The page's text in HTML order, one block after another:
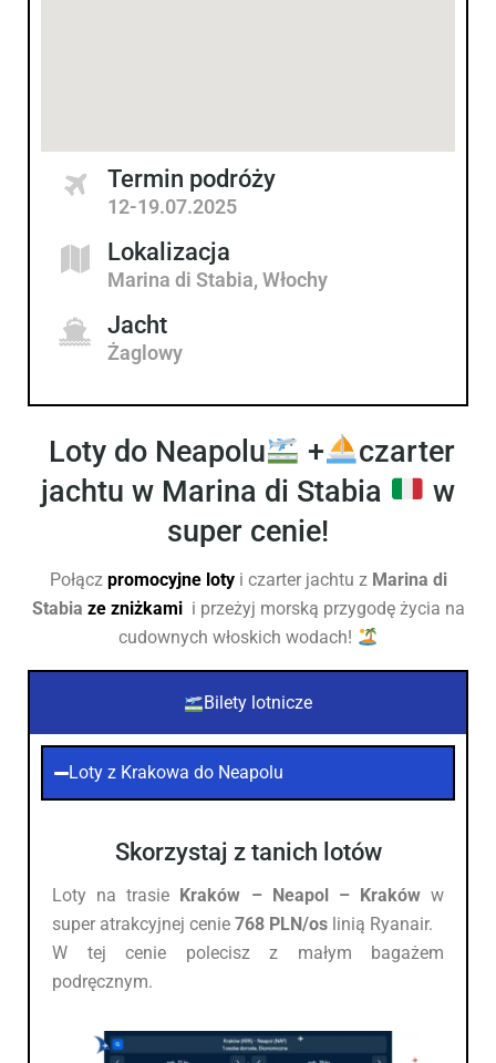
Termin podróży
12-19.07.2025
Lokalizacja
Marina di Stabia, Włochy
Jacht
Żaglowy
Loty do Neapolu +
czarter
jachtu w Marina di Stabia
w
super cenie!
Połącz promocyjne lotyi czarter jachtu z Marina di
Stabia ze zniżkamii przeżyj morską przygodę życia na
cudownych włoskich wodach!
Bilety lotnicze
Loty z Krakowa do Neapolu
Skorzystaj z tanich lotów
Loty na trasie Kraków – Neapol – Kraków w
super atrakcyjnej cenie 768 PLN/os linią Ryanair.
W tej cenie polecisz z małym bagażem
podręcznym.